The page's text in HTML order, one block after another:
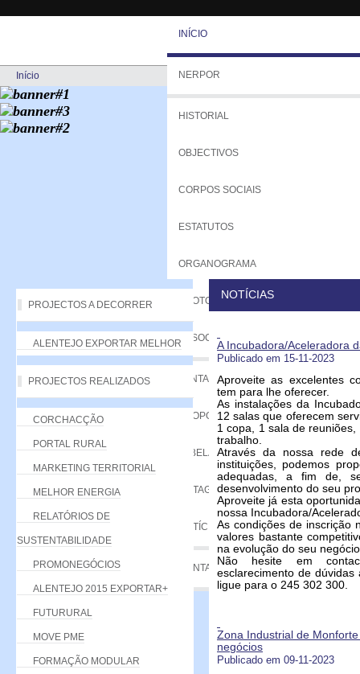
INÍCIO
NERPOR
HISTORIAL
OBJECTIVOS
CORPOS SOCIAIS
ESTATUTOS
ORGANOGRAMA
PROTOCOLOS
ASSOCIADOS
VANTAGENS
PROPOSTA
TABELA DE QUOTAS
LISTAGEM
NOTÍCIAS
CONTACTE-NOS
Início
PROJECTOS A DECORRER
ALENTEJO EXPORTAR MELHOR
PROJECTOS REALIZADOS
CORCHACÇÃO
PORTAL RURAL
MARKETING TERRITORIAL
MELHOR ENERGIA
RELATÓRIOS DE
SUSTENTABILIDADE
PROMONEGÓCIOS
ALENTEJO 2015 EXPORTAR+
FUTURURAL
MOVE PME
FORMAÇÃO MODULAR
NOTÍCIAS
A Incubadora/Aceleradora
Publicado em 15-11-2023
Aproveite as excelentes
tem para lhe oferecer.
As instalações da
12 salas que oferecem
1 copa, 1 sala de
trabalho.
Através da nossa rede
instituições, podemos
adequadas, a fim de,
desenvolvimento do seu
Aproveite já esta
nossa Incubadora/
As condições de inscrição
valores bastante
na evolução do seu
Não hesite em
esclarecimento de
ligue para o 245 302 300.
Zona Industrial de
negócios
Publicado em 09-11-2023